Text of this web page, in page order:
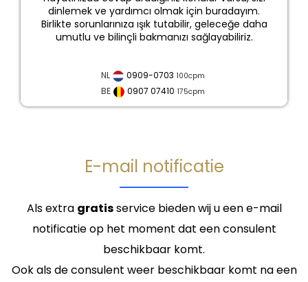
dinlemek ve yardımcı olmak için buradayım.
Birlikte sorunlarınıza ışık tutabilir, geleceğe daha
umutlu ve bilinçli bakmanızı sağlayabiliriz.
NL 0909-0703 100cpm
BE 0907 07410 175cpm
E-mail notificatie
Als extra gratisservice bieden wij u een e-mail
notificatie op het moment dat een consulent
beschikbaar komt.
Ook als de consulent weer beschikbaar komt na een